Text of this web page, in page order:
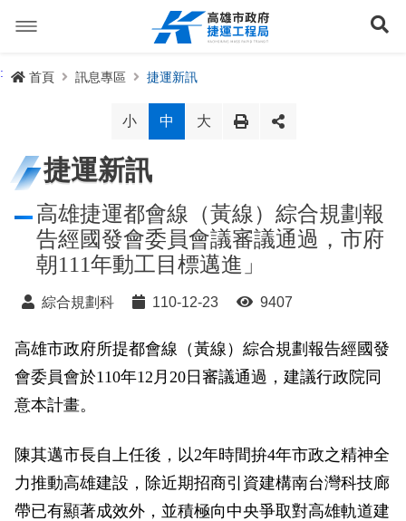
容
捷運路線進度圖
長期路網規劃
路網簡介
規劃中
岡山路竹延伸線(第二A階段)
捷運黃線
小港林園線
捷運紅/橘線
環狀輕軌
訊息專區
捷運新訊
公聽會與說明會
性別主流化專區
Open Data
打詐儀錶板
便民服務
局長信箱
檔案應用專區
相關連結
雙語詞彙
交流互動
特色車站
輕軌簡介
輕軌與傳統火車
局徽
組織職掌
服務電話
網站導覽
首頁 訊息專區 捷運新訊
小 中 大
捷運新訊
高雄捷運都會線（黃線）綜合規劃報
告經國發會委員會議審議通過，市府
朝111年動工目標邁進」
綜合規劃科 110-12-23 9407
高雄市政府所提都會線（黃線）綜合規劃報告經國發
會委員會於110年12月20日審議通過，建議行政院同
意本計畫。
陳其邁市長自上任後，以2年時間拚4年市政之精神全
力推動高雄建設，除近期招商引資建構南台灣科技廊
帶已有顯著成效外，並積極向中央爭取對高雄軌道建